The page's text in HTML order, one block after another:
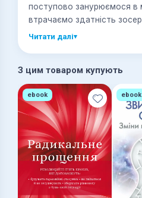
поступово занурюємося в
втрачаємо здатність
запам’ятовувати,
мозкового туману. 10
зосередитися, поліпшити
стійким». Докторка Джилл
клінічна психологиня
тривожності, самооцінці
знається на тому, як
повернути собі зв’язок із
повноцінне життя. Рішення,
прості у виконанні та
багаторічному
Читати далі▾
З цим товаром купують
ebook ebook